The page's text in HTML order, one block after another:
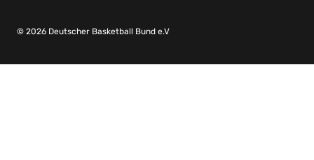
© 2026 Deutscher Basketball Bund e.V